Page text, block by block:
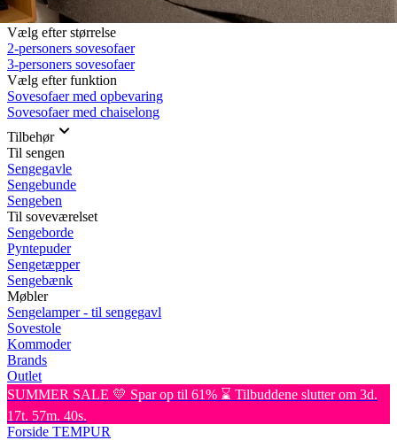
Sovesofaer
Vælg efter størrelse
2-personers sovesofaer
3-personers sovesofaer
Vælg efter funktion
Sovesofaer med opbevaring
Sovesofaer med chaiselong
Tilbehør
Til sengen
Sengegavle
Sengebunde
Sengeben
Til soveværelset
Sengeborde
Pyntepuder
Sengetæpper
Sengebænk
Møbler
Sengelamper - til sengegavl
Sovestole
Kommoder
Brands
Outlet
SUMMER SALE 💛 Spar op til 61% ⌛ Tilbuddene slutter om 3d.
17t. 57m. 40s.
Forside TEMPUR